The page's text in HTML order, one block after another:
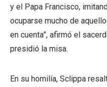
y el Papa Francisco,
ocuparse mucho de
en cuenta”, afirmó el
presidió la misa.
En su homilía, Sclippa